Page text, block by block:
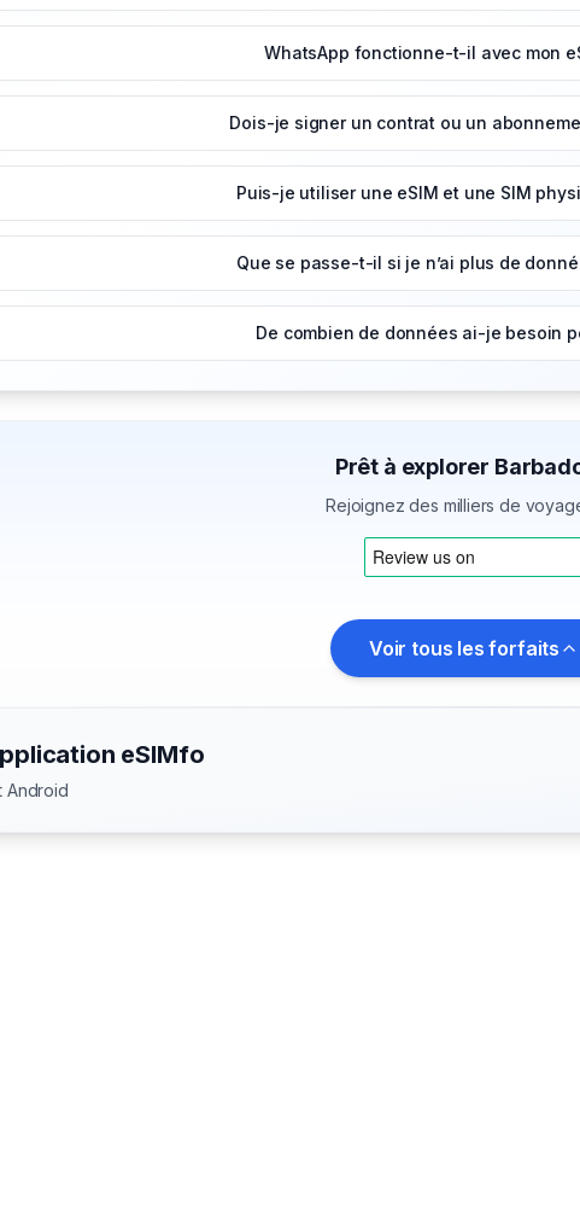
WhatsApp fonctionne-t-il avec mon
Dois-je signer un contrat ou un
Puis-je utiliser une eSIM et une SIM
Que se passe-t-il si je n’ai plus de
De combien de données ai-je besoin
Prêt à explorer
Rejoignez des milliers de
Voir tous les forfaits
eSIMfo
Android